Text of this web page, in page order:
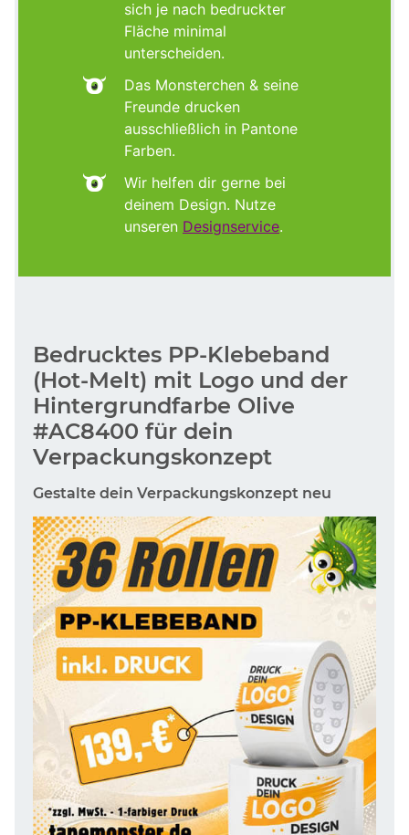
sich je nach bedruckter
Fläche minimal
unterscheiden.
Das Monsterchen & seine
Freunde drucken
ausschließlich in Pantone
Farben.
Wir helfen dir gerne bei
deinem Design. Nutze
unseren Designservice.
Bedrucktes PP-Klebeband
(Hot-Melt) mit Logo und der
Hintergrundfarbe Olive
#AC8400 für dein
Verpackungskonzept
Gestalte dein Verpackungskonzept neu